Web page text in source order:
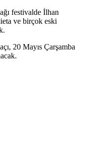
festivalde İlhan
ve birçok eski
20 Mayıs Çarşamba